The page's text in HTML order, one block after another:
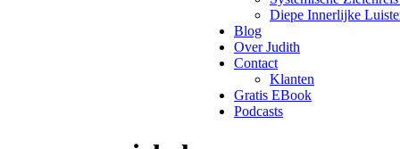
Diepe Innerlijke
Blog
Over Judith
Contact
Klanten
Gratis EBook
Podcasts